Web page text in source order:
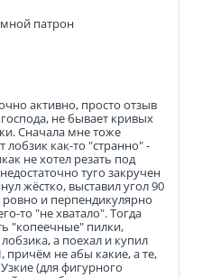
патрон
активно, просто отзыв
не бывает кривых
Сначала мне тоже
лобзик как-то "странно" -
не хотел резать под
туго закручен
жёстко, выставил угол 90
ровно и перпендикулярно
то "не хватало". Тогда
"копеечные" пилки,
а поехал и купил
причём не абы какие, а те,
(для фигурного